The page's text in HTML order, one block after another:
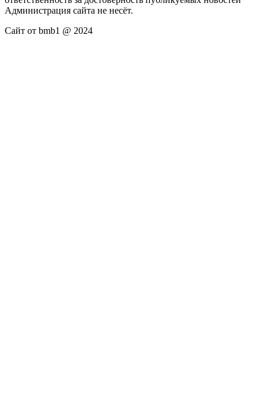
Администрация сайта не несёт.
Сайт от bmb1 @ 2024